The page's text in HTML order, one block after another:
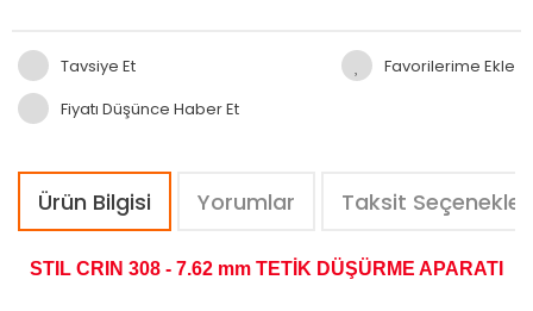
Tavsiye Et
Fiyatı Düşünce Haber Et
Ürün Bilgisi Yorumlar Taksit Seçenekleri
STIL CRIN 308 - 7.62 mm TETİK DÜŞÜRME APARATI